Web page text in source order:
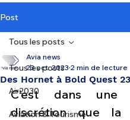
Post
Tous les posts
Air2030
Aviation & Tourisme
Tous les posts
Des Hornet à Bold Quest
Avia news
23 oct. 2023 2 min de lecture
C’est dans une
discrétion que la